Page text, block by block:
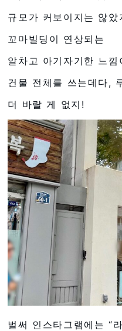
규모가 커보이지는 않았
꼬마빌딩이 연상되는
알차고 아기자기한 느낌
건물 전체를 쓰는데다,
더 바랄 게 없지!
벌써 인스타그램에는 “